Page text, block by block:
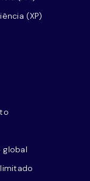
(XP)
global